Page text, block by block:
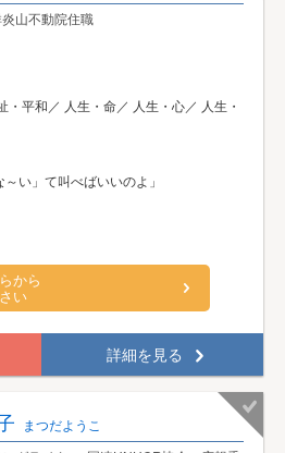
山不動院住職
・平和／ 人生・命／ 人生・心／ 人生・
い」て叫べばいいのよ」
から
い
詳細を見る
まつだようこ